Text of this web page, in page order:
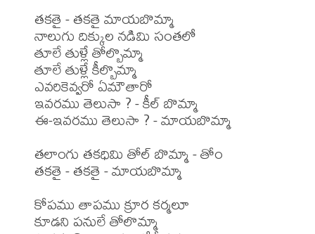
తకతై - తకతై మాయబొమ్మా
నాలుగు దిక్కుల నడిమి సంతలో
తూలే తుళ్లే తోల్బొమ్మా
తూలే తుళ్లే కీల్బొమ్మా
ఎవరికెవ్వరో ఏమౌతారో
ఇవరము తెలుసా ? - కీల్ బొమ్మా
ఈ-ఇవరము తెలుసా ? - మాయబొమ్మా
తలాంగు తకధిమి తోల్ బొమ్మా - తోం
తకతై - తకతై - మాయబొమ్మా
కోపము తాపము క్రూర కర్మలూ
కూడని పనులే తోలొమ్మా